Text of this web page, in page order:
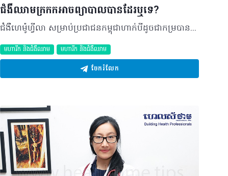
ជំងឺឈាមក្រកកអាចព្យាបាលបានដែរឬទេ?
ជំងឺហេម៉ូហ្វីលា សម្រាប់ប្រជាជនកម្ពុជាហាក់បីដូចជាកម្របានឮ និងស្គាល់ពីប្រភេទជំងឺនេះណាស់។ វាត្រូវបានគេហៅថាជាជំងឺឈាមក្រកក បណ្តាលមកពីតំណពូជប្រមាណ ៧០ភាគរយ និងកើតឡើងដោយឯកឯងប្រមាណ ៣០ភាគរយប៉ុណ្ណោះ។ ជាក់ស្តែងវាជាជំងឺមួយដ៏កម្រដែលអាចស្តែងមានឡើងលើមនុស្សម្នាក់តែប៉ុណ្ណោះក្នុងចំណោម ១០០០០នាក់ និងអាចកើតឡើងបានគ្រប់វ័យ ចាប់តាំងពីទារករហូតដល់វ័យចំណាស់ និងចាត់ទុកជាជំងឺមួយដែលតម្រូវឲ្យអ្នកជំងឺត្រូវរស់នៅជាមួយការព្យាបាលអស់មួយជីវិតផងដែរ។ និយមន័យ ជំងឺហេម៉ូហ្វីលា (Hemophilia) គឺជាប្រភេទជំងឺឈាមក្រកក ឬបណ្តាលឲ្យហូរឈាមភាគច្រើនបង្កឡើងដោយកង្វះកត្តាឈាមកក។ អ្នកជំងឺមិនមានការហូរឈាមលឿនជាងធម្មតាទេ ប៉ុន្តែការហូរឈាមនេះអាចមានរយៈពេលយូរជាងធម្មតា។ តួយ៉ាង ជំងឺនេះត្រូវបានបែងចែកជា ២ប្រភេទគឺ ហេម៉ូហ្វីលា A មាននៅលើអ្នកជំងឺដែលមិនមានសារធាតុ ឬកង្វះកត្តាឈាមកកទី VIII (Clotting Factor ៨) និងហេម៉ូហ្វីលា B មាននៅលើអ្នកជំងឺដែលមិនមានសារធាតុ ឬកង្វះកត្តាឈាមកកទី IX (Clotting Factor ៩)។ យ៉ាងណាមិញ ជំងឺឈាមក្រកក ឬហេម៉ូហ្វីលាមាន ៣កម្រិតពីស្រាលទៅធ្ងន់ទៅតាមបរិមាណកត្តាឈាមកកទី VIII និងទីIX ដែលជាធម្មតាវាត្រូវមានក្នុងកម្រិតពី ៥០ ទៅ ១៥០ភាគរយនៅក្នុងឈាម ដើម្បីអាចបំពេញមុខងារបាន៖ - ជំងឺហេម៉ូហ្វីលាកម្រិតស្រាល៖ មានតែ ៥ ទៅ៣០ភាគរយនៃកម្រិតបរិមាណរបស់កត្តាឈាមកក។ ជាធម្មតាមិនស្តែងចេញជារោគសញ្ញាអ្វីនោះទេដោយមិនមានជាបញ្ហានៃការហូរឈាមឡើយ។ អ្នកជំងឺអាចប្រឈមមុខនឹងការហូរឈាមយូរជាងធម្មតា បន្ទាប់ពីការវះកាត់ ការប៉ះទង្គិច ឬស្នាមរបួសធ្ងន់ធ្ងរ - ជំងឺហេម៉ូហ្វីលាកម្រិតមធ្យម៖ មានតែ ១ ទៅ៥ភាគរយនៃកម្រិតបរិមាណរបស់កត្តាឈាមកក។ ជាទូទៅការហូរឈាមអាចស្តែងមានឡើងបន្ទាប់ពីមានអាយុ ១០ឆ្នាំឡើងទៅ។ អ្នកជំងឺអាចប្រឈមមុខនឹងការហូរឈាមយូរជាងធម្មតា បន្ទាប់ពីការប៉ះទង្គិចមានស្នាមរបួសធ្ងន់ធ្ងរ ឬដកធ្មេញ ព្រមទាំងមានហូរឈាមម្តងម្កាលដោយគ្មានហេតុផលច្បាស់លាស់ ដូចជារោគសញ្ញាជាំ និងហើមសាច់ដុំ សន្លាក់ឈឺចាប់ - ជំងឺហេម៉ូហ្វីលាកម្រិតធ្ងន់៖ មានតិចជាង ១ភាគរយនៃកម្រិតបរិមាណធម្មតារបស់កត្តាឈាមកក។ ការហូរឈាមស្តែងចេញចាប់តាំងពីអាយុ ៤ ទៅ៦ខែឡើងទៅ ដោយគ្រាន់តែប៉ះទង្គិចបន្តិចបន្តួចឬដោយឯកឯង។ អ្នកជំងឺមានហូរឈាម ចេញជាំជារឿយៗ ឬអាចហូរឈាមម្តង ឬពីរដងក្នុងមួយសប្តាហ៍នៅក្នុងសាច់ដុំ ឬតាមសន្លាក់ជង្គង់សន្លាក់កែងដៃ បណ្តាលឲ្យហើម ឈឺចាប់ជាខ្លាំង។ មូលហេតុ រហូតមកដល់បច្ចុប្បន្ននេះ មិនទាន់មានអ្នកវិទ្យាសាស្រ្តបានដឹងអំពីមូលហេតុ ឬកត្តាជំរុញពិតប្រាកដណាមួយនៃការកើតជំងឺហេម៉ូហ្វីលានេះឡើយ។ ប៉ុន្តែវាអាចទាក់ទងនឹងកត្តាប្រឈមមួយចំនួនដូចជា កត្តាតំណពូជ ៧០ភាគរយ មានន័យថាអាចឆ្លងពីឪពុកម្តាយទៅកូនតាមរយៈហ្សែន។ ហ្សែនប្រភេទនេះគឺមានសមត្ថភាពបង្អាក់ការសំយោគកត្តាឈាមកកទី VIII និងទី IX ហើយវានឹងបញ្ជូនព័ត៌មានកំណត់ការលូតលាស់របស់ទារករហូតដល់ពេញវ័យ។ ម៉្យាងទៀតជំងឺឈាមក្រកកអាចកើតឡើងដោយខ្លួនឯងដល់ទៅ ៣០ភាគរយ ដោយសារការផ្លាស់ប្តូរហ្សែនផ្ទាល់របស់សាមីខ្លួន។ ដោយហេតុថាជំងឺនេះកើតឡើងតាមរយៈហ្សែន នោះបុគ្គលដែលមានប្រវត្តិគ្រួសារមានផ្ទុក ឬកើតជំងឺឈាមក្រកកសុទ្ធតែមានហានិភ័យខ្ពស់ក្នុងការប្រឈមទៅនឹងការកកើតជំងឺ។ យន្តការនៃជំងឺ ជាក់ស្តែងជំងឺហេម៉ូហ្វីលា កើតមានឡើងទាក់ទងនឹងក្រូម៉ូសូមភេទ X ដែលមានន័យថាបើក្រូម៉ូសូមភេទ X មានផ្ទុកហ្សែនមានជំងឺនោះមានន័យថាបុគ្គលមានជំងឺឈាមក្រកក។ ដោយសារយន្តការបែបនេះហើយទើបបុរសដែលមានក្រូម៉ូសូមភេទ X តែមួយតែងតែមានជំងឺឈាមក្រកក ស្តែងចេញជារោគសញ្ញាហូរឈាម ចំណែកឯស្រ្តីដែលមានក្រូម៉ូសូមភេទ X ចំនួនពីរ គ្រាន់តែផ្ទុកហ្សែនជំងឺតែប៉ុណ្ណោះមិនមានរោគសញ្ញាហូរឈាមឡើយ។ ករណីដែលឪពុកមានជំងឺឈាមក្រកក ប៉ុន្តែម្តាយគ្មានជំងឺនោះកូនប្រុសទាំងអស់នឹងគ្មានជំងឺនេះទេ ចំណែកឯកូនស្រីទំាងអស់គ្រាន់តែមានផ្ទុកហ្សែនជំងឺហេម៉ូហ្វីលាប៉ុន្តែមិនបណ្តាលឲ្យកើតជំងឺឈាមក្រកកទេ។ ប្រសិនបើម្តាយជាអ្នកផ្ទុកហ្សែនជំងឺហេម៉ូហ្វីលាវិញ កូនប្រុសរបស់គាត់អាចមានជំងឺឈាមក្រកក ៥០ភាគរយ និងកូនស្រី ៥០ភាគរយអាចជាអ្នកផ្ទុកហ្សែនជំងឺហេម៉ូហ្វីលាបន្ត។ រោគសញ្ញា រោគសញ្ញានៃជំងឺហេម៉ូហ្វីលាទាំង ២ប្រភេទ អាចស្តែងឡើងដូចគ្នារួមមាន៖ - មានជំាធំៗនៅលើសារពាង្គកាយ - ការហូរឈាមក្នុងសាច់ដុំ សន្លាក់ ពិសេសហើមនៅលើសន្លាក់ជង្គង់ សន្លាក់កែងដៃ និងកជើង ធ្វើឲ្យពិបាកក្នុងការធ្វើចលនា ឈឺចាប់ - ការហូរឈាមយូរជាងធម្មតា បន្ទាប់ពីមុតអ្វីមួយពេលដកធ្មេញ ឬពេលវះកាត់ - ការហូរឈាមយូរជាងធម្មតា បន្ទាប់ពីគ្រោះថ្នាក់និងប៉ះទង្គិច ជាពិសេសក្នុងពេលមានរបួសស្នាមនៅសួត ពោះ និងក្បាល - ហូរឈាមភ្លាមៗដោយឯកឯងនៅក្នុងខ្លួនដោយគ្មានមូលហេតុច្បាស់លាស់ ដូចជាឈាមច្រមុះ និងឈាមតាមអញ្ចាញធ្មេញជាដើម។ ការធ្វើរោគវិនិច័្ឆយ ជាធម្មតា ក្រុមគ្រូពេទ្យនឹងធ្វើរោគវិនិច្ឆ័យដោយផ្អែកទៅលើគោលការណ៍ ២យ៉ាងដូចជា៖ - ផ្អែកលើរោគសញ្ញា៖ សាកសួរពីប្រវត្តិគ្រួសារដែលធ្លាប់មានជំងឺ ហេម៉ូហ្វីលា - ផ្អែកលើតេស្តមន្ទីរពិសោធន៍៖ គ្រូពេទ្យធ្វើការបូមឈាមរបស់អ្នកជំងឺទៅពិនិត្យដើម្បីបញ្ជាក់ពីស្ថានភាព ឬកំណត់រកប្រភេទនៃជំងឺហេម៉ូហ្វីលាដែលជាតេស្តអាចបញ្ជាក់កាន់តែច្បាស់ថាជាជំងឺឈាមក្រកកមែន ឬយ៉ាងណា ហើយប្រភេទអ្វី។ ការព្យាបាល នាពេលបច្ចុប្បន្ន ជំងឺឈាមក្រកកនេះមិនអាចត្រូវព្យាបាលឲ្យជាសះស្បើយនោះទេ ប៉ុន្តែការព្យាបាលជំងឺឈាមក្រកកត្រូវព្យាបាលអស់មួយជីវិត។ ការព្យាបាលត្រូវធ្វើឡើងដោយធានាឲ្យអ្នកជំងឺឈាមក្រកកអាចមានជីវិតរស់នៅ និងមានសកម្មភាពដូច ឬប្រហាក់ប្រហែលនឹងមនុស្សធម្មតាផងដែរ ដោយគ្មានការហូរឈាម ចៀសវាងពិការភាព ឬបាត់បង់ជីវិត។ ដោយឡែក វិធីសាស្រ្តក្នុងការព្យាបាលអ្នកជំងឺឈាមក្រកកមាន ២យ៉ាងរួមមាន៖ - វិធីសាស្រ្តទី១៖ កត្តាឈាមកក ទីVIII និងទីIX ត្រូវបានគេចាក់បញ្ចូលទៅក្នុងប្រព័ន្ធឈាមដើម្បីបង្គ្រប់វិញនូវការបាត់បង់នូវសារធាតុប្រូតេអ៊ីនកំណកឈាម។ ការព្យាបាលភ្លាមៗនឹងជួយកាត់បន្ថយការឈឺចាប់ និងការខូចខាតសន្លាក់សាច់ដុំ និងសរីរាង្គផ្សេងៗទៀត។ ប្រសិនបើការហូរឈាមត្រូវបានព្យាបាលទាន់ពេលវេលានោះ ការហូរឈាមត្រូវបានបញ្ឈប់ ហើយការប្រើប្រាស់សារធាតុ ឬកត្តាឈាមកកក៏អស់តិច។ ជាក់ស្តែង ថ្នាំសម្រាប់បង្រ្គប់កត្តាឈាមកកនេះមាននៅក្នុងប្រទេសកម្ពុជាហើយ តែវាមានតម្លៃថ្លៃ។ - វិធីសាស្រ្តទី២៖ គេអាចប្រើប្រាស់ប្លាស្មាស្រស់ដែលរក្សាឲ្យកក បន្ទាប់មកចាក់បញ្ចូលទៅក្នុងខ្លួនរបស់អ្នកជំងឺដើម្បីបំបាត់ការហូរឈាម មិនថាអ្នកជំងឺហេម៉ូហ្វីលាប្រភេទ A ឬ Bឡើយ។ យ៉ាងណាមិញ វិធីសាស្រ្តបែបនេះ ត្រូវបានគេឈប់ប្រើប្រាស់ទៅហើយសម្រាប់ប្រទេសជឿនលឿន ដោយសារវាអាចប្រឈមទៅនឹងការឆ្លងមេរោគ។ ក្រៅពីវិធីសាស្រ្តខាងលើ ក៏មានវិធីសាស្ត្រចម្បងបន្ទាប់បន្សំមួយចំនួនទៀតក្នុងការព្យាបាលជំងឺឈាមក្រកករួមមាន៖ - ការស្អំទឹកកក៖ ដើម្បីបញ្ចៀសការហូរឈាម ហើមសាច់ដុំ ឬសន្លាក់ និងបន្ថយនូវការឈឺចាប់ រួមជាមួយការផ្អាកធ្វើចលនា និងរុំដោយបង់យឺតផងជាការ ល្អ - ការព្យាបាលដោយចលនា៖ ដើម្បីកុំឲ្យសន្លាក់រឹងគាំង ឬខូច និងជួយរាងកាយអ្នកជំងឺមិនឲ្យឈឺចាប់ ពិសេសមិនឲ្យរាងកាយពិការ។ បើគ្មានការព្យាបាលទេអ្នកជំងឺឈាមក្រកកកម្រិតធ្ងន់អាចជួបការលំបាកក្នុងការទៅសាលារៀន ឬធ្វើការជាប្រក្រតី ហើយពួកគេអាចនឹងក្លាយជាមនុស្សបាត់បង់កាយសម្បទា ពិបាកក្នុងការធ្វើដំណើរ ការធ្វើចលនា ឬអាចស្លាប់ក្នុងវ័យក្មេងក៏មាន។ ផលវិបាក ប្រសិនបើអ្នកជំងឺមិនបាន ឬយឺតយ៉ាវក្នុងការទទួលបានការព្យាបាលត្រឹមត្រូវ នោះអ្នកជំងឺអាចនឹងមានផលវិបាកធ្ងន់ធ្ងរដែលអាចធ្វើឲ្យអ្នកជំងឺស្តែងចេញមានអាការៈហើម ជាំនៅលើសារពាង្គកាយ ឬបង្កឲ្យមានការហូរឈាមនៅតាមសន្លាក់ និងធ្វើឲ្យមានការឈឺចាប់ខ្លាំងបំផុត ពិសេសអាចបណ្តាលឲ្យសន្លាក់ខូច និងរឹងជាប់គាំង។ នៅពេលមានការប៉ះទង្គិច ឬគ្រោះថ្នាក់លើសរីរាង្គរបស់អ្នកជំងឺ វាអាចឲ្យអ្នកជំងឺក្លាយជាពិការ ឬរហូតដល់បាត់បង់ជីវិតយ៉ាងរហ័សក៏មានផងដែរ បើមានការប៉ះទង្គិចក្បាល។ វិធីសាស្រ្តការពារ ជំងឺហេម៉ូហ្វីលាមិនឆ្លងតាមការហូបអាហារ ការរួមភេទ និងទំនាក់ទំនងផ្សេងៗទេ។ ដើម្បីការពារចម្លងតពូជនៃជំងឺហេម៉ូហ្វីលា អ្នកគួរអនុវត្តវិធីសាស្រ្តមួយចំនួនដូចខាងក្រោម៖ - ចំពោះអ្នកដែលមានប្រវត្តិគ្រួសារមានជំងឺឈាមក្រកកត្រូវទៅពិនិត្យសុខភាពតើអ្នកជាអ្នកផ្ទុកឬទេ? - ចំពោះស្រ្តីមានផ្ទៃពោះជាអ្នកផ្ទុកត្រូវមកពិនិត្យកូនក្នុងផ្ទៃថាតើកូននោះមានជំងឺហេម៉ូហ្វីលាឬទេ? - អ្នកជំងឺនេះ ត្រូវចៀសវាងការប្រើប្រាស់ថ្នាំអាស្ពីរីន ឬអ៊ីប៊ុយប្រូហ្វែន - ចៀសវាងការប្រើម្ជុលចាក់ក្នុងសាច់ដុំ - ត្រូវទៅពិគ្រោះជាមួយគ្រូពេទ្យជំនាញបើមានសញ្ញាការហូរឈាមខុសប្រក្រតី ។ សូមប្រជាជនទាំងអស់ ជាពិសេសបុគ្គលដែលមានសមាជិកធ្លាប់មានប្រវត្តិកើតជំងឺ នេះត្រូវមកពិនិត្យសុខភាពឲ្យបានជាប្រចាំតាមក្បួនវេជ្ជសាស្រ្ត បើទោះបីជាអ្នកមិនទាន់ឈឺក៏ដោយ។ ម៉្យាងវិញទៀតអ្នកគួរស្វែងរកការព្យាបាលនៅកន្លែងណា ដែលអាចមានលទ្ធផលដែលមានប្រសិទ្ធភាព និងមានគ្រូពេទ្យជំនាញក្នុងការព្យាបាលជាជាងទទួលការព្យាបាលមិនបានត្រឹមត្រូវដែលអាចប៉ះពាល់ដល់អាយុជីវិតចំណាយពេលវេលា និងថវិកាច្រើន។ បកស្រាយដោយ៖ សាស្រ្តាចារ្យវេជ្ជបណ្ឌិត ជាន សុផល ឯកទេសរោគកុមារវិទ្យា និងលោហិតសាស្រ្ត នៅមន្ទីរពេទ្យកុមារជាតិ ©2019 រក្សាសិទ្ធិគ្រប់យ៉ាង​ដោយ Healthtime Corporation ចំពោះគ្រប់អត្ថបទដោយគ្មានផ្នែកណាមួយត្រូវបោះពុម្ពផ្សាយចូល ប្រព័ន្ធអុីនធឺណែតឧបករណ៍អេឡិចត្រូនិកអាត់ជាសំឡេងឬថតចំលងគ្រប់រូបភាពដោយគ្មានការអនុញ្ញាតឡើយ
មហារីក និងជំងឺឈាម មហារីក និងជំងឺឈាម
ចែករំលែក